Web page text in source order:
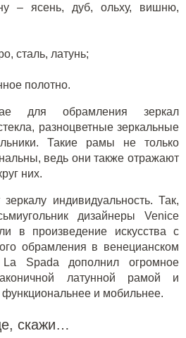
– ясень, дуб, ольху, вишню,
сталь, латунь;
полотно.
для обрамления зеркал
разноцветные зеркальные
Такие рамы не только
ведь они также отражают
них.
индивидуальность. Так,
дизайнеры Venice
в произведение искусства с
обрамления в венецианском
Spada дополнил огромное
латунной рамой и
функциональнее и мобильнее.
скажи…